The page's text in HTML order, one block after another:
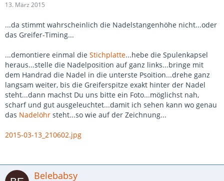
13. März 2015
...da stimmt wahrscheinlich die Nadelstangenhöhe nicht...oder
das Greifer-Timing...
...demontiere einmal die Stichplatte...hebe die Spulenkapsel
heraus...stelle die Nadelposition auf ganz links...bringe mit
dem Handrad die Nadel in die unterste Psoition...drehe ganz
langsam weiter, bis die Greiferspitze exakt hinter der Nadel
steht...dann machst Du uns bitte ein Foto...möglichst nah,
scharf und gut ausgeleuchtet...damit ich sehen kann wo genau
das Nadelöhr steht...so wie auf der Zeichnung...
2015-03-13_210602.jpg
Belebabsy